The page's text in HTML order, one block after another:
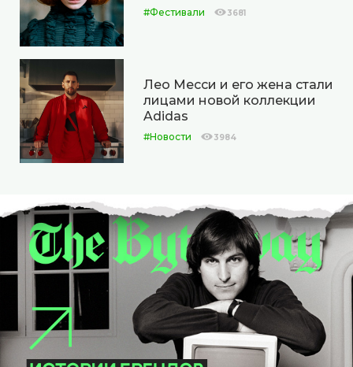
#Фестивали 3681
Лео Месси и его жена стали
лицами новой коллекции
Adidas
#Новости 3984